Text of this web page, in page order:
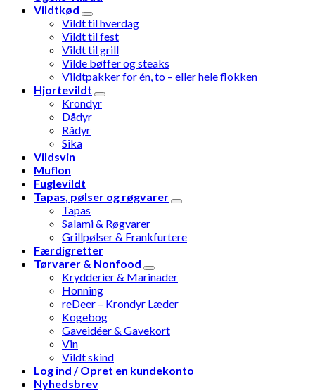
Vildtkød
Vildt til hverdag
Vildt til fest
Vildt til grill
Vilde bøffer og steaks
Vildtpakker for én, to – eller hele flokken
Hjortevildt
Krondyr
Dådyr
Rådyr
Sika
Vildsvin
Muflon
Fuglevildt
Tapas, pølser og røgvarer
Tapas
Salami & Røgvarer
Grillpølser & Frankfurtere
Færdigretter
Tørvarer & Nonfood
Krydderier & Marinader
Honning
reDeer – Krondyr Læder
Kogebog
Gaveidéer & Gavekort
Vin
Vildt skind
Log ind / Opret en kundekonto
Nyhedsbrev